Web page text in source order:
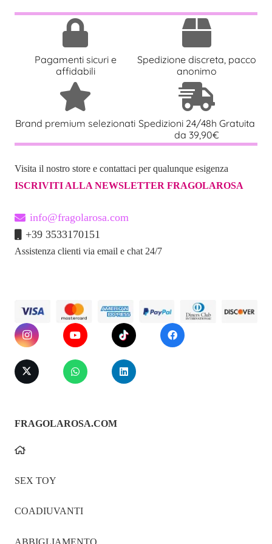
Pagamenti sicuri e
affidabili
Spedizione discreta, pacco
anonimo
Brand premium selezionati Spedizioni 24/48h Gratuita
da 39,90€
Visita il nostro store e contattaci per qualunque esigenza
ISCRIVITI ALLA NEWSLETTER FRAGOLAROSA
info@fragolarosa.com
+39 3533170151
Assistenza clienti via email e chat 24/7
FRAGOLAROSA.COM
SEX TOY
COADIUVANTI
ABBIGLIAMENTO